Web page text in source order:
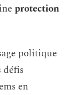
protection
politique
défis
en